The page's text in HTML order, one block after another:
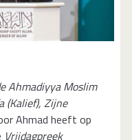
Ahmadiyya Moslim
(Kalief), Zijne
Ahmad heeft op
Vrijdagpreek